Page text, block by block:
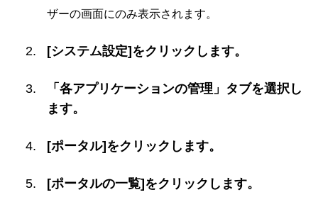
ザーの画面にのみ表示されます。
[システム設定]をクリックします。
「各アプリケーションの管理」タブを選択し
ます。
[ポータル]をクリックします。
[ポータルの一覧]をクリックします。